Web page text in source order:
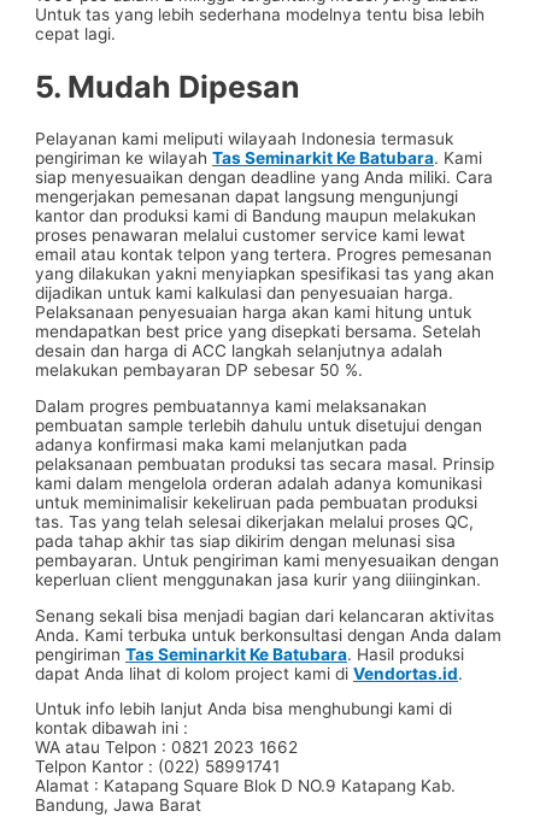
Untuk tas yang lebih sederhana modelnya tentu bisa lebih
cepat lagi.
5. Mudah Dipesan
Pelayanan kami meliputi wilayaah Indonesia termasuk
pengiriman ke wilayahTas Seminarkit Ke Batubara. Kami
siap menyesuaikan dengan deadline yang Anda miliki. Cara
mengerjakan pemesanan dapat langsung mengunjungi
kantor dan produksi kami di Bandung maupun melakukan
proses penawaran melalui customer service kami lewat
email atau kontak telpon yang tertera. Progres pemesanan
yang dilakukan yakni menyiapkan spesifikasi tas yang akan
dijadikan untuk kami kalkulasi dan penyesuaian harga.
Pelaksanaan penyesuaian harga akan kami hitung untuk
mendapatkan best price yang disepkati bersama. Setelah
desain dan harga di ACC langkah selanjutnya adalah
melakukan pembayaran DP sebesar 50 %.
Dalam progres pembuatannya kami melaksanakan
pembuatan sample terlebih dahulu untuk disetujui dengan
adanya konfirmasi maka kami melanjutkan pada
pelaksanaan pembuatan produksi tas secara masal. Prinsip
kami dalam mengelola orderan adalah adanya komunikasi
untuk meminimalisir kekeliruan pada pembuatan produksi
tas. Tas yang telah selesai dikerjakan melalui proses QC,
pada tahap akhir tas siap dikirim dengan melunasi sisa
pembayaran. Untuk pengiriman kami menyesuaikan dengan
keperluan client menggunakan jasa kurir yang diiinginkan.
Senang sekali bisa menjadi bagian dari kelancaran aktivitas
Anda. Kami terbuka untuk berkonsultasi dengan Anda dalam
pengirimanTas Seminarkit Ke Batubara. Hasil produksi
dapat Anda lihat di kolom project kami diVendortas.id.
Untuk info lebih lanjut Anda bisa menghubungi kami di
kontak dibawah ini :
WA atau Telpon : 0821 2023 1662
Telpon Kantor : (022) 58991741
Alamat : Katapang Square Blok D NO.9 Katapang Kab.
Bandung, Jawa Barat